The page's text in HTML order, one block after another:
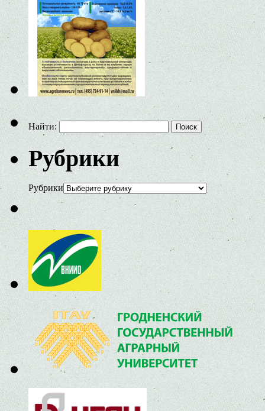
Найти:
Рубрики
Рубрики